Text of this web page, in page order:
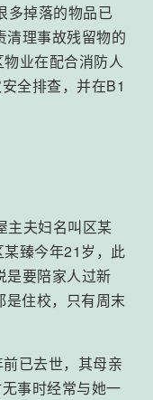
多掉落的物品已
清理事故残留物的
业在配合消防人
全排查，并在B1
夫妇名叫区某
臻今年21岁，此
是要陪家人过新
住校，只有周末
已去世，其母亲
事时经常与她一